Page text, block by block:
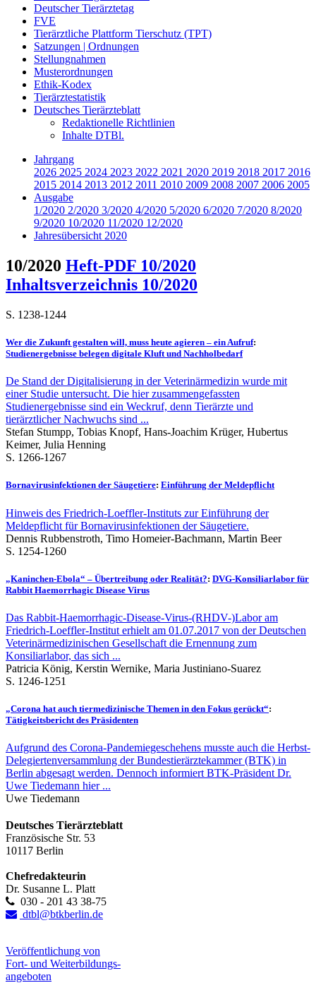
Deutscher Tierärztetag
FVE
Tierärztliche Plattform Tierschutz (TPT)
Satzungen | Ordnungen
Stellungnahmen
Musterordnungen
Ethik-Kodex
Tierärztestatistik
Deutsches Tierärzteblatt
Redaktionelle Richtlinien
Inhalte DTBl.
Jahrgang
2026 2025 2024 2023 2022 2021 2020 2019 2018 2017 2016
2015 2014 2013 2012 2011 2010 2009 2008 2007 2006 2005
Ausgabe
1/2020 2/2020 3/2020 4/2020 5/2020 6/2020 7/2020 8/2020
9/2020 10/2020 11/2020 12/2020
Jahresübersicht 2020
10/2020 Heft-PDF 10/2020
Inhaltsverzeichnis 10/2020
S. 1238-1244
Wer die Zukunft gestalten will, muss heute agieren – ein Aufruf:
Studienergebnisse belegen digitale Kluft und Nachholbedarf
De Stand der Digitalisierung in der Veterinärmedizin wurde mit
einer Studie untersucht. Die hier zusammengefassten
Studienergebnisse sind ein Weckruf, denn Tierärzte und
tierärztlicher Nachwuchs sind ...
Stefan Stumpp, Tobias Knopf, Hans-Joachim Krüger, Hubertus
Keimer, Julia Henning
S. 1266-1267
Bornavirusinfektionen der Säugetiere: Einführung der Meldepflicht
Hinweis des Friedrich-Loeffler-Instituts zur Einführung der
Meldepflicht für Bornavirusinfektionen der Säugetiere.
Dennis Rubbenstroth, Timo Homeier-Bachmann, Martin Beer
S. 1254-1260
„Kaninchen-Ebola“ – Übertreibung oder Realität?: DVG-Konsiliarlabor für
Rabbit Haemorrhagic Disease Virus
Das Rabbit-Haemorrhagic-Disease-Virus-(RHDV-)Labor am
Friedrich-Loeffler-Institut erhielt am 01.07.2017 von der Deutschen
Veterinärmedizinischen Gesellschaft die Ernennung zum
Konsiliarlabor, das sich ...
Patricia König, Kerstin Wernike, Maria Justiniano-Suarez
S. 1246-1251
„Corona hat auch tiermedizinische Themen in den Fokus gerückt“:
Tätigkeitsbericht des Präsidenten
Aufgrund des Corona-Pandemiegeschehens musste auch die Herbst-
Delegiertenversammlung der Bundestierärztekammer (BTK) in
Berlin abgesagt werden. Dennoch informiert BTK-Präsident Dr.
Uwe Tiedemann hier ...
Uwe Tiedemann
Deutsches Tierärzteblatt
Französische Str. 53
10117 Berlin
Chefredakteurin
Dr. Susanne L. Platt
030 - 201 43 38-75
dtbl@btkberlin.de
Veröffentlichung von
Fort- und Weiterbildungs-
angeboten